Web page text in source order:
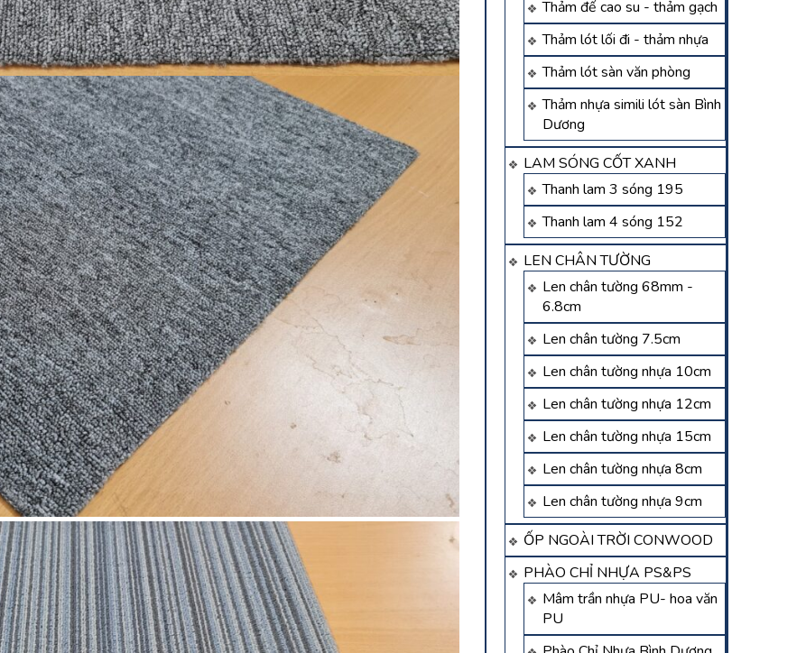
Thảm đế cao su - thảm gạch
Thảm lót lối đi - thảm nhựa
Thảm lót sàn văn phòng
Thảm nhựa simili lót sàn Bình
Dương
LAM SÓNG CỐT XANH
Thanh lam 3 sóng 195
Thanh lam 4 sóng 152
LEN CHÂN TƯỜNG
Len chân tường 68mm -
6.8cm
Len chân tường 7.5cm
Len chân tường nhựa 10cm
Len chân tường nhựa 12cm
Len chân tường nhựa 15cm
Len chân tường nhựa 8cm
Len chân tường nhựa 9cm
ỐP NGOÀI TRỜI CONWOOD
PHÀO CHỈ NHỰA PS&PS
Mâm trần nhựa PU- hoa văn
PU